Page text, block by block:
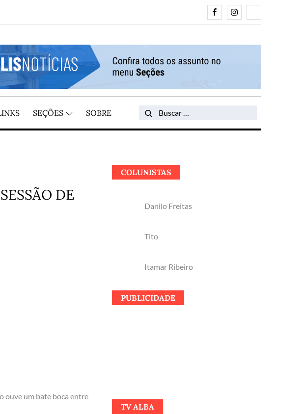
FacebookInstagram
SEÇÕES SOBRE
Search
Search
DE
ouve um bate boca entre
COLUNISTAS
Danilo Freitas
Tito
Itamar Ribeiro
PUBLICIDADE
TV ALBA